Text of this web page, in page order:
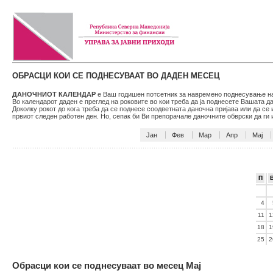
ОБРАСЦИ КОИ СЕ ПОДНЕСУВААТ ВО ДАДЕН МЕСЕЦ
ДАНОЧНИОТ КАЛЕНДАР е Ваш годишен потсетник за навремено поднесување
Во календарот даден е преглед на роковите во кои треба да ја поднесете
Доколку рокот до кога треба да се поднесе соодветната даночна пријава или да
првиот следен работен ден. Но, сепак би Ви препорачале даночните обврски да
Јан Фев Мар Апр Мај
П
4
11
18
25
Обрасци кои се поднесуваат во месец Мај